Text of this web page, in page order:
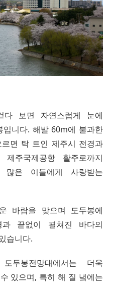
다 보면 자연스럽게 눈에
니다. 해발 60m에 불과한
면 탁 트인 제주시 전경과
주국제공항 활주로까지
은 이들에게 사랑받는
바람을 맞으며 도두봉에
끝없이 펼쳐진 바다의
습니다.
두봉전망대에서는 더욱
있으며, 특히 해 질 녘에는